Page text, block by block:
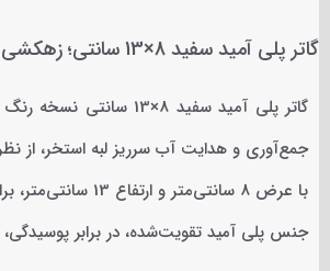
گاتر پلی آمید سفید 8×13 سانتی؛ زهکشی لبه استخر با ظاهری یکدست و روشن
گاتر پلی آمید سفید
جمع‌آوری و هدایت آب سرریز لبه استخر،
با عرض 8
جنس پلی آمید تقویت‌شده، در برابر